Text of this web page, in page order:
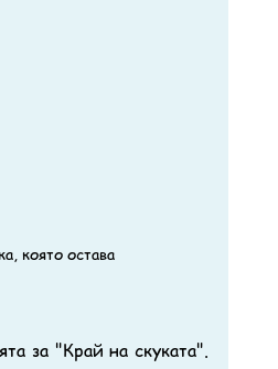
която остава
за "Край на скуката".